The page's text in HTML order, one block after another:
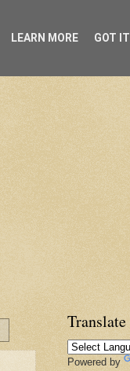
Translate
Powered by
LEARN MORE GOT IT